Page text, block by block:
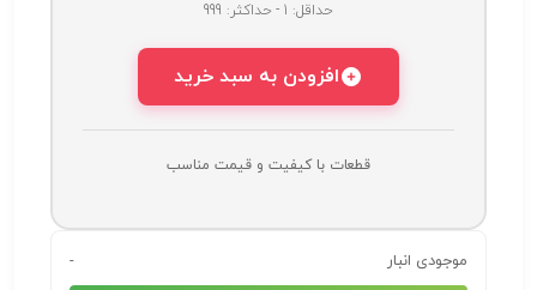
حداقل: 1 - حداکثر: 999
افزودن به سبد خرید
قطعات با کیفیت و قیمت مناسب
موجودی انبار -